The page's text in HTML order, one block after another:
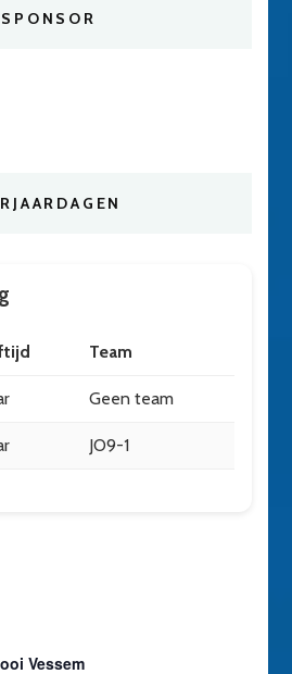
SPONSOR
Team
Geen team
JO9-1
Vessem